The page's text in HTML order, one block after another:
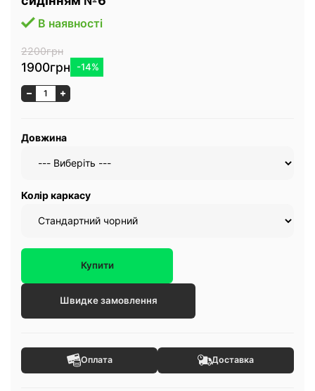
В наявності
2200грн
1900грн -14%
Довжина
Колір каркасу
Купити
Швидке замовлення
Оплата Доставка